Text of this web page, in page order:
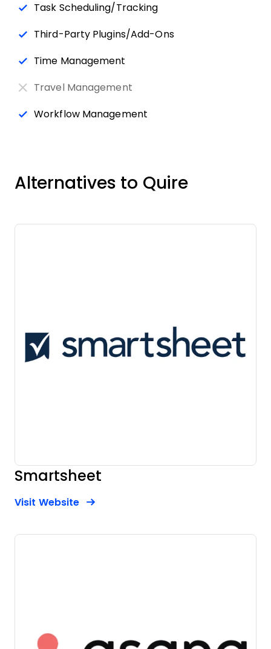
Task Scheduling/Tracking
Third-Party Plugins/Add-Ons
Time Management
Travel Management
Workflow Management
Alternatives to Quire
Smartsheet
Visit WebsiteOpens New Window